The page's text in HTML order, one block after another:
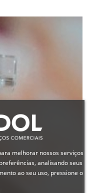
melhorar nossos serviços
analisando seus
ao seu uso, pressione o